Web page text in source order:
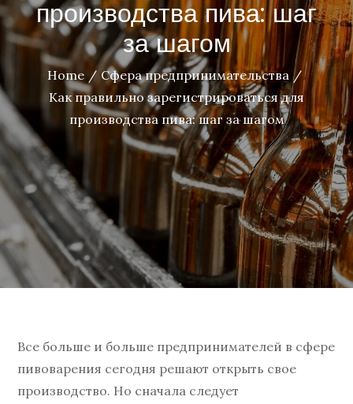
производства пива: шаг
за шагом
Home
Сфера предпринимательства
Как правильно зарегистрироваться для
производства пива: шаг за шагом
Все больше и больше предпринимателей в сфере
пивоварения сегодня решают открыть свое
производство. Но сначала следует